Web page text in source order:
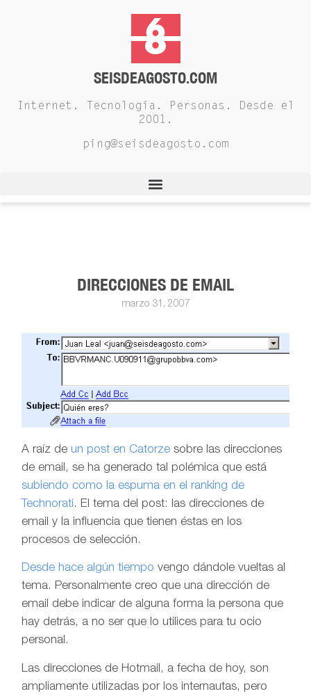
SEISDEAGOSTO.COM
Internet. Tecnología. Personas. Desde el
2001.
ping@seisdeagosto.com
DIRECCIONES DE EMAIL
marzo 31, 2007
A raíz de un post en Catorze sobre las direcciones
de email, se ha generado tal polémica que está
subiendo como la espuma en el ranking de
Technorati. El tema del post: las direcciones de
email y la influencia que tienen éstas en los
procesos de selección.
Desde hace algún tiempo vengo dándole vueltas al
tema. Personalmente creo que una dirección de
email debe indicar de alguna forma la persona que
hay detrás, a no ser que lo utilices para tu ocio
personal.
Las direcciones de Hotmail, a fecha de hoy, son
ampliamente utilizadas por los internautas, pero